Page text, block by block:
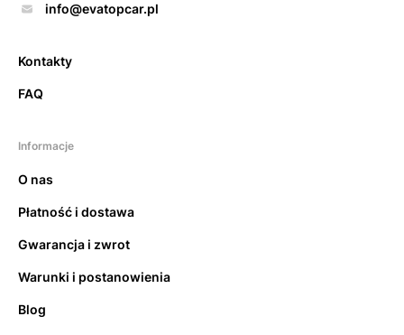
info@evatopcar.pl
Kontakty
FAQ
Informacje
O nas
Płatność i dostawa
Gwarancja i zwrot
Warunki i postanowienia
Blog